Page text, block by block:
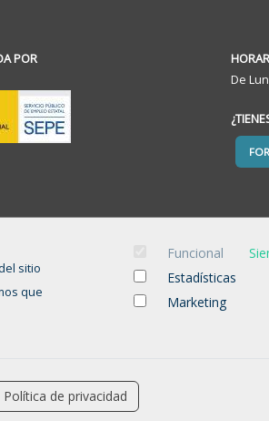
POR
De
de privacidad-Política de Cookies
sitio
que
Funcional
Estadísticas
Marketing
Política de privacidad